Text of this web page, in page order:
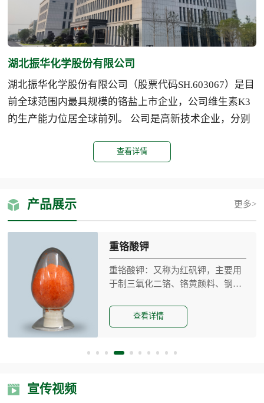
湖北振华化学股份有限公司
湖北振华化学股份有限公司（股票代码SH.603067）是目
前全球范围内最具规模的铬盐上市企业，公司维生素K3
的生产能力位居全球前列。 公司是高新技术企业，分别
高”两大业内知名品牌，公司综合竞争力全球领先。 公司
查看详情
产品展示 更多>
重铬酸钾
重铬酸钾：又称为红矾钾，主要用
于制三氧化二铬、铬黄颜料、钢材
查看详情
宣传视频